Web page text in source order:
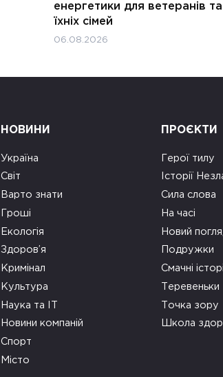
енергетики для ветеранів та
їхніх сімей
06.08.2026
НОВИНИ
Україна
Світ
Варто знати
Гроші
Екологія
Здоров’я
Кримінал
Культура
Наука та ІТ
Новини компаній
Спорт
Місто
ПРОЄКТИ
Герої тилу
Історії
Сила слова
На часі
Новий
Подружки
Смачні
Теревеньки
Точка зору
Школа